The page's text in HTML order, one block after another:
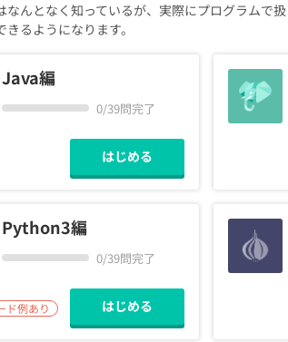
新卒エージェント
インタビュー
就活成功ガイド 個人向けプラン
法人向けプラン
学校向けプラン
契約内容・クーポン
なんとなく知っているが、実際にプログラムで
るようになります。
Java編
0/39問完了
はじめる
Python3編
0/39問完了
ド例あり はじめる